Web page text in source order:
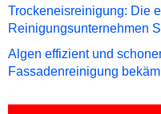
Trockeneisreinigung: Die
Reinigungsunternehmen
Algen effizient und
Fassadenreinigung